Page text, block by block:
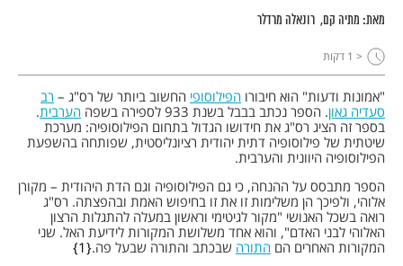
מאת: מתיה קם רונאלה מרדלר
< 1 דקות
"אמונות ודעות" הוא חיבורו הפילוסופי החשוב ביותר של רס"ג – רב
סעדיה גאון. הספר נכתב בבבל בשנת 933 לספירה בשפה הערבית.
בספר זה הציג רס"ג את חידושו הגדול בתחום הפילוסופיה: מערכת
שיטתית של פילוסופיה דתית יהודית רציונליסטית, שפותחה בהשפעת
הפילוסופיה היוונית והערבית.
הספר מתבסס על ההנחה, כי גם הפילוסופיה וגם הדת היהודית – מקורן
אלוהי, ולפיכך הן משלימות זו את זו בחיפוש האמת ובהפצתה. רס"ג
רואה בשכל האנושי "מקור לגיטימי וראשון במעלה להתגלות הרצון
האלוהי לבני האדם", והוא אחד משלושת המקורות לידיעת האל. שני
המקורות האחרים הם התורה שבכתב והתורה שבעל פה. 1